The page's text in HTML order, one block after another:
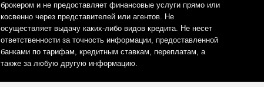
брокером и не предоставляет финансовые услуги прямо или
косвенно через представителей или агентов. Не
осуществляет выдачу каких-либо видов кредита. Не несет
ответственности за точность информации, предоставленной
банками по тарифам, кредитным ставкам, переплатам, а
также за любую другую информацию.